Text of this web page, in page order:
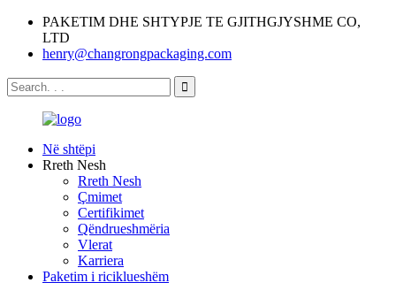
PAKETIM DHE SHTYPJE TE GJITHGJYSHME CO,
LTD
henry@changrongpackaging.com
Në shtëpi
Rreth Nesh
Rreth Nesh
Çmimet
Certifikimet
Qëndrueshmëria
Vlerat
Karriera
Paketim i riciklueshëm